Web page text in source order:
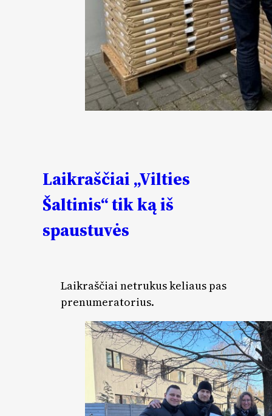
Laikraščiai „Vilties
Šaltinis“ tik ką iš
spaustuvės
Laikraščiai netrukus keliaus pas
prenumeratorius.